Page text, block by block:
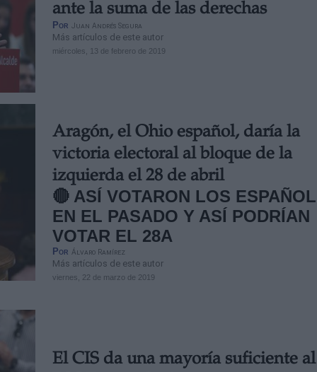
ante la suma de las derechas
Por Juan Andrés Segura
Más artículos de este autor
miércoles, 13 de febrero de 2019
Aragón, el Ohio español, daría la
victoria electoral al bloque de la
izquierda el 28 de abril
🔴 ASÍ VOTARON LOS
EN EL PASADO Y ASÍ PODRÍAN
VOTAR EL 28A
Por Álvaro Ramírez
Más artículos de este autor
viernes, 22 de marzo de 2019
El CIS da una mayoría suficiente al